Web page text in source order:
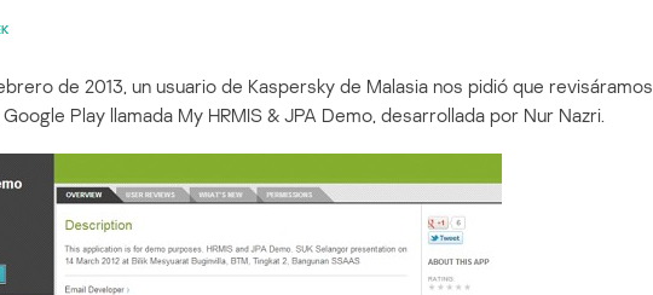
de 2013, un usuario de Kaspersky de Malasia nos pidió que revisáramos
Play llamada My HRMIS & JPA Demo, desarrollada por Nur Nazri.